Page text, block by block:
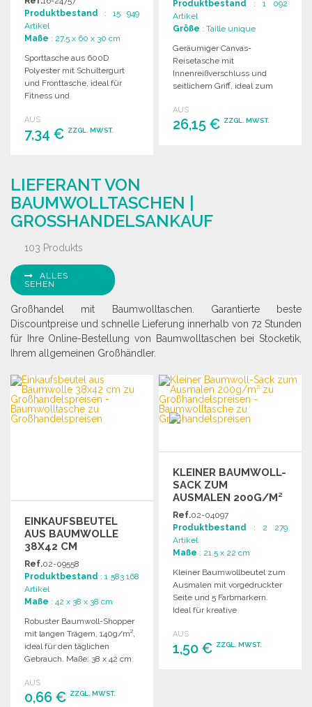
Produktbestand : 15 949
Artikel
Maße : 27.5 x 60 x 30 cm
Sporttasche aus 600D
Polyester mit Schultergurt
und Fronttasche, ideal für
Fitness und
AUS
7,34 € ZZGL. MWST.
Angebot anfordern
Produktbestand : 1 092
Artikel
Größe : Taille unique
Geräumiger Canvas-
Reisetasche mit
Innenreißverschluss und
seitlichem Griff, ideal zum
der Hand.
AUS
26,15 € ZZGL. MWST.
LIEFERANT VON
BAUMWOLLTASCHEN |
GROSSHANDELSANKAUF
103 Produkts
ALLES
SEHEN
Großhandel mit Baumwolltaschen. Garantierte beste
Discountpreise und schnelle Lieferung innerhalb von 72 Stunden
für Ihre Online-Bestellung von Baumwolltaschen bei Stocketik,
Ihrem allgemeinen Großhändler.
EINKAUFSBEUTEL
AUS BAUMWOLLE
38X42 CM
Ref.02-09558
Produktbestand : 1 583 168
Artikel
Maße : 42 x 38 x 38 cm
Robuster Baumwoll-Shopper
mit langen Trägern, 140g/m²,
ideal für den täglichen
Gebrauch. Maße: 38 x 42 cm.
AUS
0,66 € ZZGL. MWST.
KLEINER BAUMWOLL-
SACK ZUM
AUSMALEN 200G/M²
Ref.02-04097
Produktbestand : 2 279
Artikel
Maße : 21.5 x 22 cm
Kleiner Baumwollbeutel zum
Ausmalen mit vorgedruckter
Seite und 5 Farbmarkern.
Ideal für kreative
AUS
1,50 € ZZGL. MWST.